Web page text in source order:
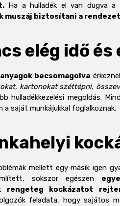
Ha a hulladék el van dugva a
muszáj biztosítani a
elég idő és
becsomagolva
kartonokat széttépni,
hulladékkezelési megoldás.
a saját munkájukkal foglalkoznak.
mellett egy másik igen
sokszor egészen
rengeteg kockázatot
feladata, hogy sajátos